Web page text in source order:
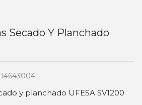
Secado Y Planchado
y planchado UFESA SV1200